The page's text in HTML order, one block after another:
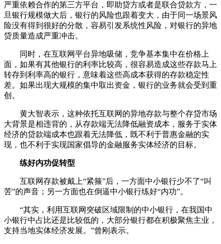
严重依赖合作的第三方平台，即助贷方或者是联合贷款方，一
旦银行规模做大后，银行的风险也跟着变大，由于同一场景风
险没有得到很好的分散，容易引发系统性风险，对银行的异地
贷质量造成严重冲击。
同时，在互联网平台异地吸储，竞争基本集中在价格上
面，如果有其他银行的利率比较高，很容易造成这些存款马上
转存到利率高的银行，意味着这些高成本获得的存款稳定性
差。如果出现大规模的集中取出资金，银行的业务就会受到重
创。
黄大智表示，这种依托互联网的异地存款与整个存贷市场
大背景是相违背的，从存款端无法降低融资成本，服务于实体
经济的贷款端成本也跟着无法降低，既不利于普惠金融的实
现，也不利于实现国家倡导的金融服务实体经济的目标。
练好内功促转型
互联网存款被戴上“紧箍”后，一方面中小银行少不了“叫
苦”的声音；另一方面也在倒逼中小银行练好“内功”。
“其实，利用互联网突破区域限制的中小银行，在我国中
小银行中占比还是比较低的，大部分银行都在积极聚焦主业，
支持当地实体经济发展。”曾刚表示。